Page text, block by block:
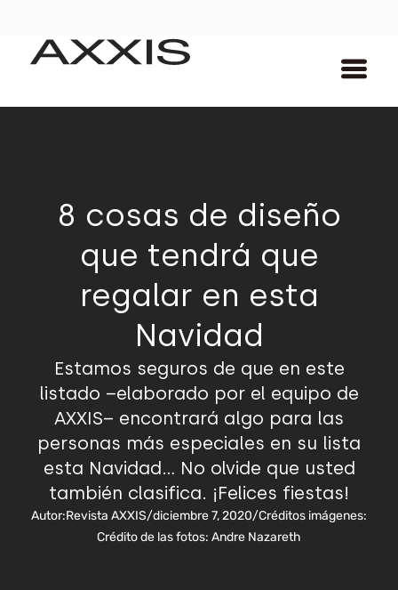
8 cosas de diseño
que tendrá que
regalar en esta
Navidad
Estamos seguros de que en este
listado –elaborado por el equipo de
AXXIS– encontrará algo para las
personas más especiales en su lista
esta Navidad… No olvide que usted
también clasifica. ¡Felices fiestas!
Autor:Revista AXXIS/diciembre 7, 2020/Créditos imágenes:
Crédito de las fotos: Andre Nazareth